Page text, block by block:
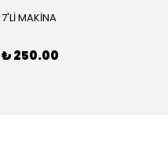
7'Lİ MAKİNA
₺ 250.00